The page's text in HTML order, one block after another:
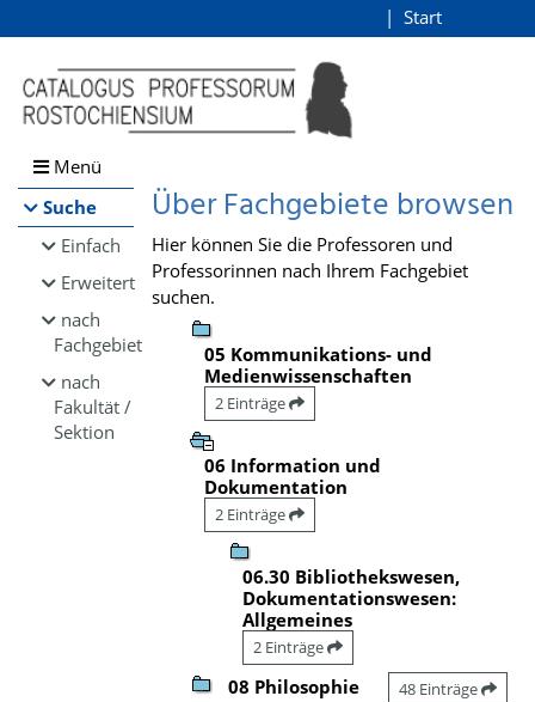
Browsen
direkt zum Inhalt
Start
Menü
Suche
Einfach
Erweitert
nach
Fachgebiet
nach
Fakultät /
Sektion
Über Fachgebiete browsen
Hier können Sie die Professoren und
Professorinnen nach Ihrem Fachgebiet
suchen.
05 Kommunikations- und
Medienwissenschaften
2 Einträge
06 Information und
Dokumentation
2 Einträge
06.30 Bibliothekswesen,
Dokumentationswesen:
Allgemeines
2 Einträge
08 Philosophie 48 Einträge